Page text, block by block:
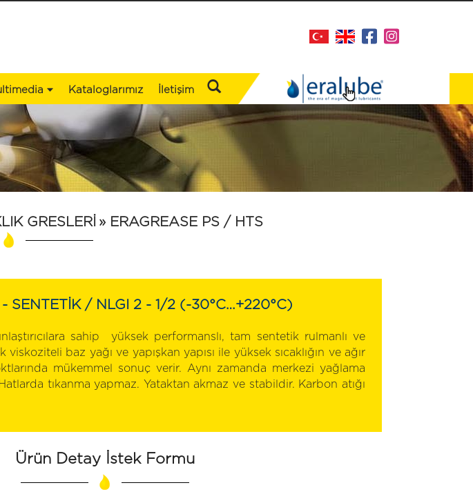
Kataloglarımız İletişim
GRESLERİ » ERAGREASE PS / HTS
- SENTETİK / NLGI 2 - 1/2 (-30°C…+220°C)
sahip yüksek performanslı, tam sentetik rulmanlı ve
viskoziteli baz yağı ve yapışkan yapısı ile yüksek sıcaklığın ve ağır
mükemmel sonuç verir. Aynı zamanda merkezi yağlama
tıkanma yapmaz. Yataktan akmaz ve stabildir. Karbon atığı
Ürün Detay İstek Formu